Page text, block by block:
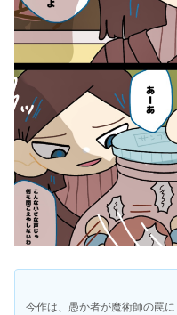
今作は、 愚か者が魔術師の罠